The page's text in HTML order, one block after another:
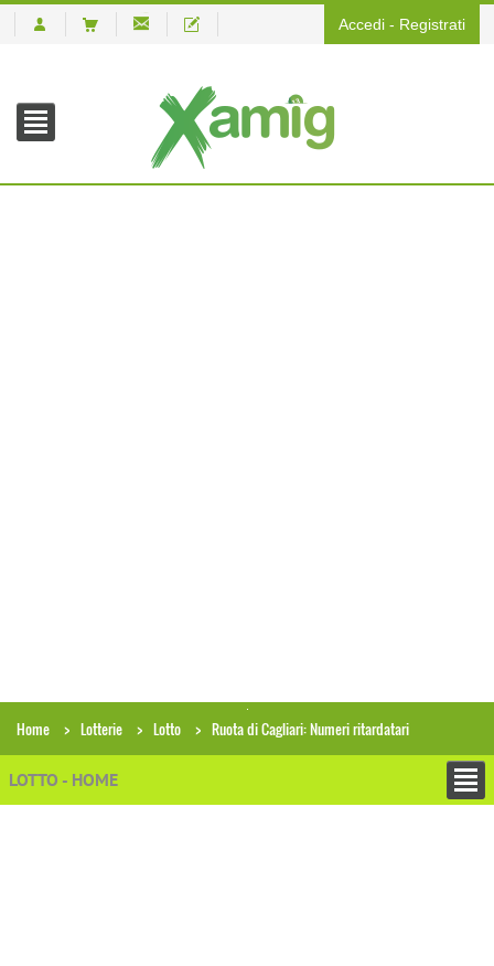
Accedi - Registrati
Home Lotterie Lotto Ruota di Cagliari: Numeri ritardatari
LOTTO - HOME